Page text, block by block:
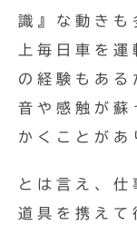
識』な動き
上毎日車を
の経験もある
音や感触が蘇
かくことがあ
とは言え、仕
道具を携えて